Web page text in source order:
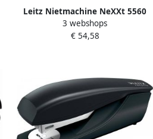
Leitz Nietmachine NeXXt 5560
langarm 40vel 24 6 zwart
3 webshops
€ 54,58